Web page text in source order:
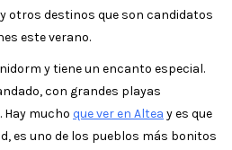
otros destinos que son candidatos
este verano.
y tiene un encanto especial.
con grandes playas
mucho que ver en Altea y es que
es uno de los pueblos más bonitos